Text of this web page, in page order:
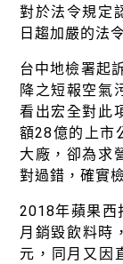
對於法令規定
日趨加嚴的法
台中地檢署起
降之短報空氣
看出宏全對此
額28億的上市
大廠，卻為求
對過錯，確實
2018年蘋果西
月銷毀飲料時
元，同月又因